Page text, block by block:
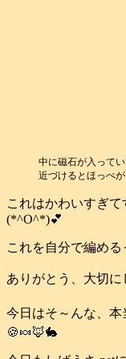
中に磁石が入ってい
近づけるとほっぺ
これはかわいすぎ
(*^O^*)💕
これを自分で編める
ありがとう、大切
今日はそ～んな、
🍪🍬🦊🐇